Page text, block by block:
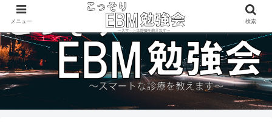
メニュー 検索